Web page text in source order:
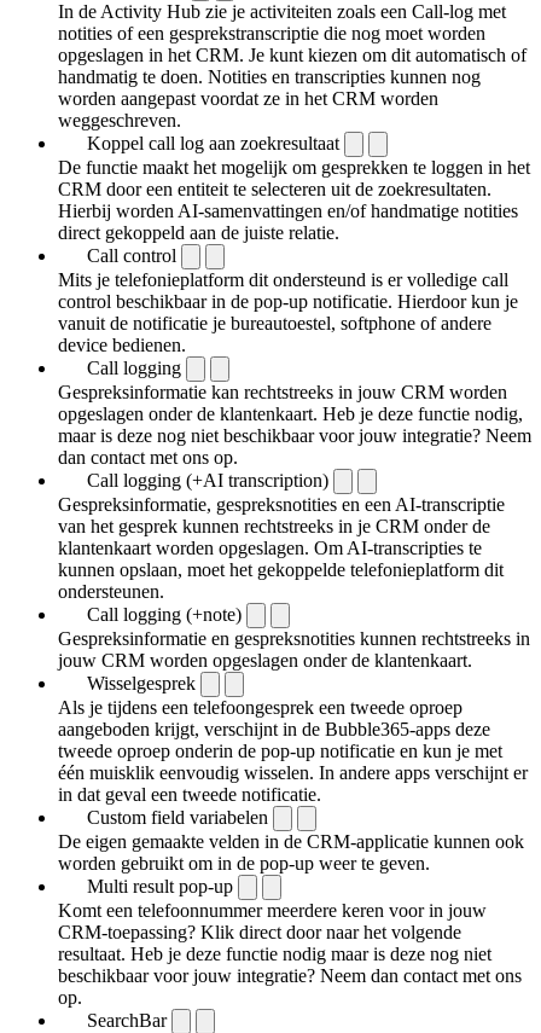
In de Activity Hub zie je activiteiten zoals een Call-log met
notities of een gespreks­transcriptie die nog moet worden
opgeslagen in het CRM. Je kunt kiezen om dit automatisch of
handmatig te doen. Notities en transcripties kunnen nog
worden aangepast voordat ze in het CRM worden
weggeschreven.
Koppel call log aan zoekresultaat
De functie maakt het mogelijk om gesprekken te loggen in het
CRM door een entiteit te selecteren uit de zoekresultaten.
Hierbij worden AI-samenvattingen en/of handmatige notities
direct gekoppeld aan de juiste relatie.
Call control
Mits je telefonieplatform dit ondersteund is er volledige call
control beschikbaar in de pop-up notificatie. Hierdoor kun je
vanuit de notificatie je bureautoestel, softphone of andere
device bedienen.
Call logging
Gespreksinformatie kan rechtstreeks in jouw CRM worden
opgeslagen onder de klantenkaart. Heb je deze functie nodig,
maar is deze nog niet beschikbaar voor jouw integratie? Neem
dan contact met ons op.
Call logging (+AI transcription)
Gespreksinformatie, gespreksnotities en een AI-transcriptie
van het gesprek kunnen rechtstreeks in je CRM onder de
klantenkaart worden opgeslagen. Om AI-transcripties te
kunnen opslaan, moet het gekoppelde telefonieplatform dit
ondersteunen.
Call logging (+note)
Gespreksinformatie en gespreksnotities kunnen rechtstreeks in
jouw CRM worden opgeslagen onder de klantenkaart.
Wisselgesprek
Als je tijdens een telefoongesprek een tweede oproep
aangeboden krijgt, verschijnt in de Bubble365-apps deze
tweede oproep onderin de pop-up notificatie en kun je met
één muisklik eenvoudig wisselen. In andere apps verschijnt er
in dat geval een tweede notificatie.
Custom field variabelen
De eigen gemaakte velden in de CRM-applicatie kunnen ook
worden gebruikt om in de pop-up weer te geven.
Multi result pop-up
Komt een telefoonnummer meerdere keren voor in jouw
CRM-toepassing? Klik direct door naar het volgende
resultaat. Heb je deze functie nodig maar is deze nog niet
beschikbaar voor jouw integratie? Neem dan contact met ons
op.
SearchBar